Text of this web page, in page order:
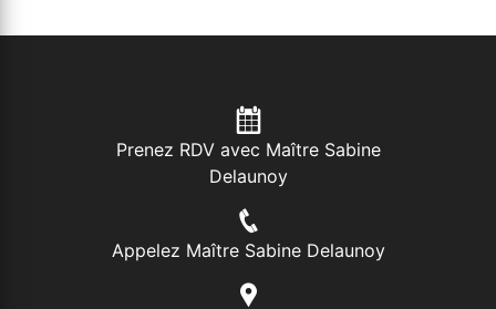
Prenez RDV avec Maître Sabine
Delaunoy
Appelez Maître Sabine Delaunoy